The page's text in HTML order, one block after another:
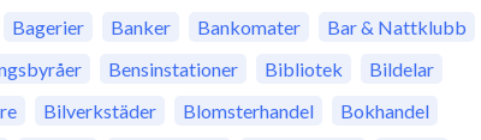
Bagerier Banker Bankomater
Bar & Nattklubb
Bensinstationer Bibliotek
Bildelar
Bilverkstäder Blomsterhandel
Bokhandel